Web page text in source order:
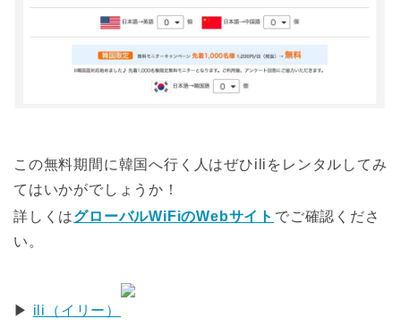
この無料期間に韓国へ行く人はぜひiliをレンタルしてみ
てはいかがでしょうか！
詳しくはグローバルWiFiのWebサイト でご確認くださ
い。
▶ ili（イリー）